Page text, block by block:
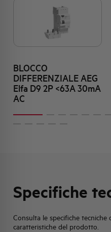
BLOCCO
DIFFERENZIALE AEG
Elfa D9 2P <63A 30mA
AC
Specifiche
Consulta le specifiche
caratteristiche del prodotto.